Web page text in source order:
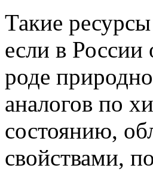
Такие
если в
роде
аналогов по
состоянию,
свойствами,